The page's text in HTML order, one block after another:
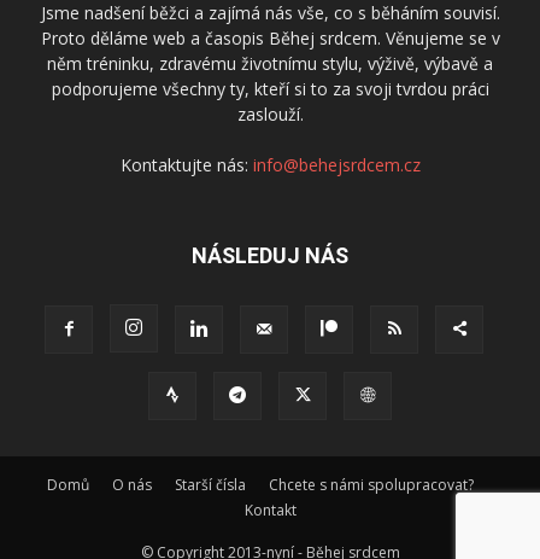
Jsme nadšení běžci a zajímá nás vše, co s běháním souvisí.
Proto děláme web a časopis Běhej srdcem. Věnujeme se v
něm tréninku, zdravému životnímu stylu, výživě, výbavě a
podporujeme všechny ty, kteří si to za svoji tvrdou práci
zaslouží.
Kontaktujte nás: info@behejsrdcem.cz
NÁSLEDUJ NÁS
Domů O nás Starší čísla
Chcete s námi spolupracovat?
Kontakt
© Copyright 2013-nyní - Běhej srdcem